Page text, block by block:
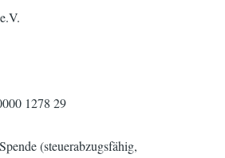
1278 29
(steuerabzugsfähig,